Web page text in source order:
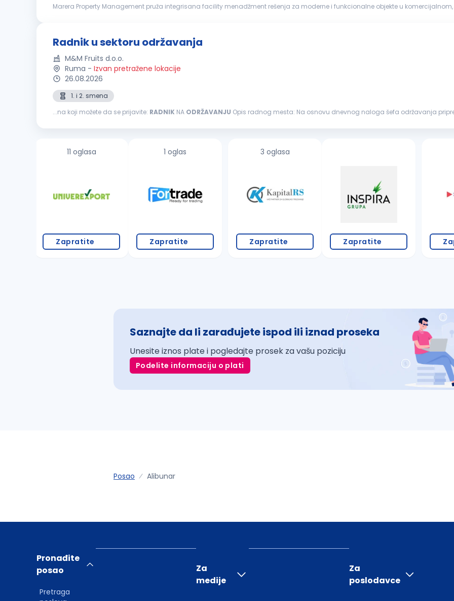
Marera Property Management pruža integrisana facility menadžment rešenja za moderne i funkcionalne objekte u
Radnik u sektoru održavanja
M&M Fruits d.o.o.
Ruma - Izvan pretražene lokacije
26.08.2026
1. i 2. smena
...na koji možete da se prijavite: RADNIK NA ODRŽAVANJU Opis radnog mesta: Na osnovu dnevnog naloga šefa održavanja priprema odgovarajući alat i sredstva za proizvodnju Vrši
11 oglasa
Zapratite
1 oglas
Zapratite
3 oglasa
Zapratite Zapratite
Saznajte da li zarađujete ispod ili iznad proseka
Unesite iznos plate i pogledajte prosek za vašu poziciju
Podelite informaciju o plati
Posao Alibunar
Pronađite
posao
Pretraga
Za
medije
Za
poslodavce